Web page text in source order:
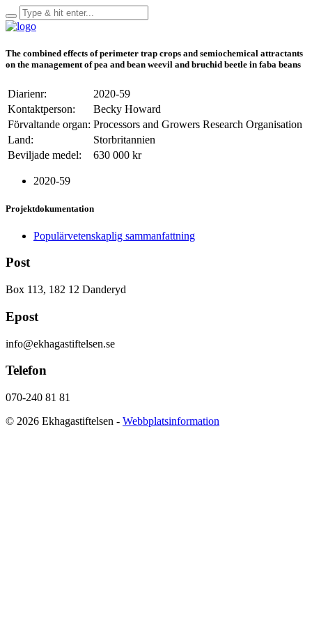
The combined effects of perimeter trap crops and semiochemical attractants
on the management of pea and bean weevil and bruchid beetle in faba beans
Diarienr:
2020-59
Kontaktperson:
Becky Howard
Förvaltande organ: Processors and Growers Research Organisation
Land:
Storbritannien
Beviljade medel:
630 000 kr
2020-59
Projektdokumentation
Populärvetenskaplig sammanfattning
Post
Box 113, 182 12 Danderyd
Epost
info@ekhagastiftelsen.se
Telefon
070-240 81 81
© 2026 Ekhagastiftelsen - Webbplatsinformation